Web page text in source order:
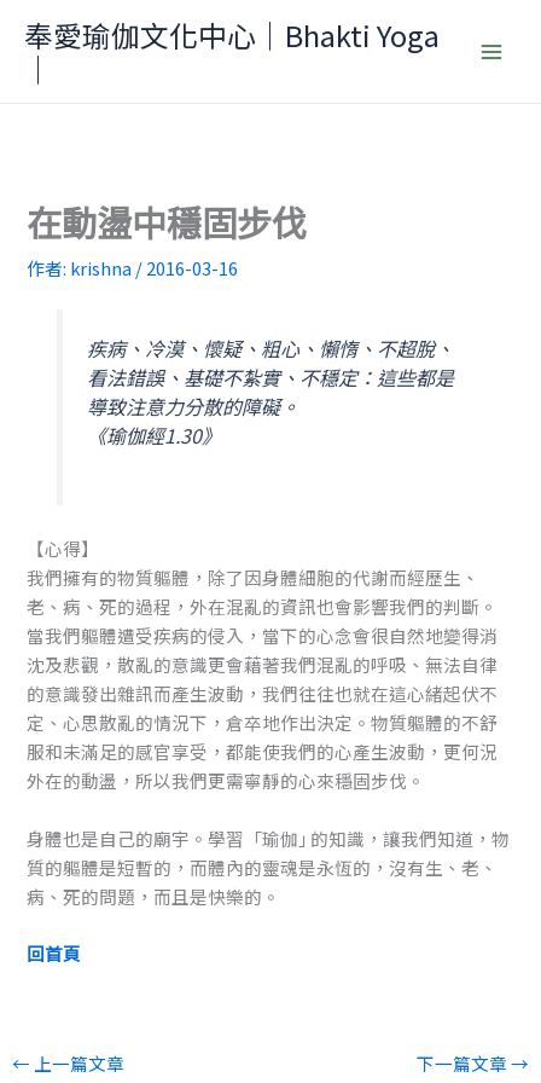
要
奉愛瑜伽文化中心｜Bhakti Yoga
｜
在動盪中穩固步伐
作者: krishna /2016-03-16
疾病、冷漠、懷疑、粗心、懶惰、不超脫、
看法錯誤、基礎不紮實、不穩定：這些都是
導致注意力分散的障礙。
《瑜伽經1.30》
【心得】
我們擁有的物質軀體，除了因身體細胞的代謝而經歷生、
老、病、死的過程，外在混亂的資訊也會影響我們的判斷。
當我們軀體遭受疾病的侵入，當下的心念會很自然地變得消
沈及悲觀，散亂的意識更會藉著我們混亂的呼吸、無法自律
的意識發出雜訊而產生波動，我們往往也就在這心緒起伏不
定、心思散亂的情況下，倉卒地作出決定。物質軀體的不舒
服和未滿足的感官享受，都能使我們的心產生波動，更何況
外在的動盪，所以我們更需寧靜的心來穩固步伐。
身體也是自己的廟宇。學習「瑜伽｣ 的知識，讓我們知道，物
質的軀體是短暫的，而體內的靈魂是永恆的，沒有生、老、
病、死的問題，而且是快樂的。
回首頁
← 上一篇文章 下一篇文章→